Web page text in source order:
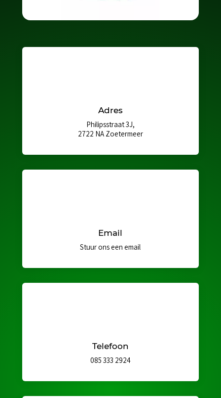
Adres
Philipsstraat 3J,
2722 NA Zoetermeer
Email
Stuur ons een email
Telefoon
085 333 2924